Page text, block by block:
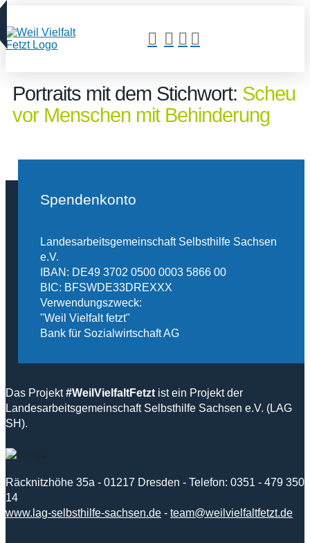
Portraits mit dem Stichwort: Scheu
vor Menschen mit Behinderung
Spendenkonto
Landesarbeitsgemeinschaft Selbsthilfe Sachsen
e.V.
IBAN: DE49 3702 0500 0003 5866 00
BIC: BFSWDE33DREXXX
Verwendungszweck:
"Weil Vielfalt fetzt"
Bank für Sozialwirtschaft AG
Das Projekt#WeilVielfaltFetzt ist ein Projekt der
Landesarbeitsgemeinschaft Selbsthilfe Sachsen e.V. (LAG
SH).
Räcknitzhöhe 35a - 01217 Dresden - Telefon: 0351 - 479 350
14
www.lag-selbsthilfe-sachsen.de - team@weilvielfaltfetzt.de